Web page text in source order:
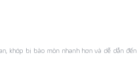
khớp bị bào mòn nhanh hơn và dễ dẫn đến